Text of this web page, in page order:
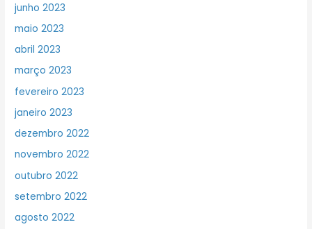
junho 2023
maio 2023
abril 2023
março 2023
fevereiro 2023
janeiro 2023
dezembro 2022
novembro 2022
outubro 2022
setembro 2022
agosto 2022